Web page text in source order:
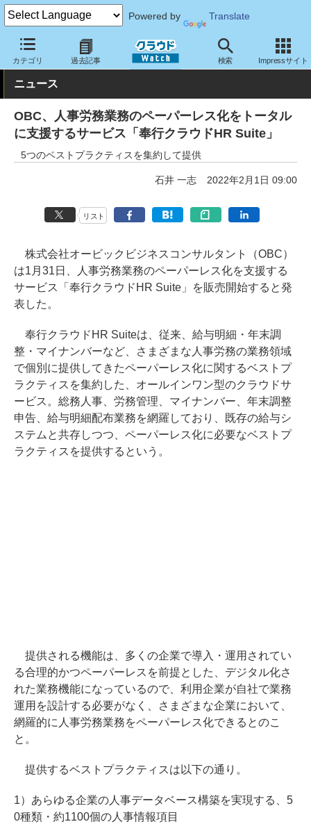
Powered by Translate
カテゴリ 過去記事 検索 Impressサイト
クラウド Watch サービス・ソフト サービス 基幹業務
ニュース
OBC、人事労務業務のペーパーレス化をトータル
に支援するサービス「奉行クラウドHR Suite」
5つのベストプラクティスを集約して提供
石井 一志 2022年2月1日 09:00
リスト
株式会社オービックビジネスコンサルタント（OBC）
は1月31日、人事労務業務のペーパーレス化を支援する
サービス「奉行クラウドHR Suite」を販売開始すると発
表した。
奉行クラウドHR Suiteは、従来、給与明細・年末調
整・マイナンバーなど、さまざまな人事労務の業務領域
で個別に提供してきたペーパーレス化に関するベストプ
ラクティスを集約した、オールインワン型のクラウドサ
ービス。総務人事、労務管理、マイナンバー、年末調整
申告、給与明細配布業務を網羅しており、既存の給与シ
ステムと共存しつつ、ペーパーレス化に必要なベストプ
ラクティスを提供するという。
提供される機能は、多くの企業で導入・運用されてい
る合理的かつペーパーレスを前提とした、デジタル化さ
れた業務機能になっているので、利用企業が自社で業務
運用を設計する必要がなく、さまざまな企業において、
網羅的に人事労務業務をペーパーレス化できるとのこ
と。
提供するベストプラクティスは以下の通り。
1）あらゆる企業の人事データベース構築を実現する、5
0種類・約1100個の人事情報項目